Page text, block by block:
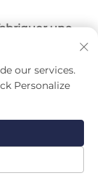
une
de
jours.
Q2 : Les produits peuvent-ils être personnalisés ?
sommes un
Vous
conception
pourront
équipe
our services.
Personalize